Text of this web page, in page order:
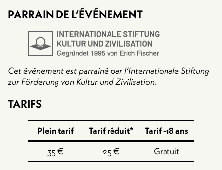
PARRAIN DE L’ÉVÉNEMENT
Cet événement est parrainé par l’Internationale Stiftung
zur Förderung von Kultur und Zivilisation.
TARIFS
Plein tarif Tarif réduit*
Tarif -18 ans
35 €
25 € Gratuit